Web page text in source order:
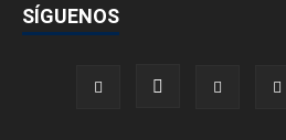
SÍGUENOS